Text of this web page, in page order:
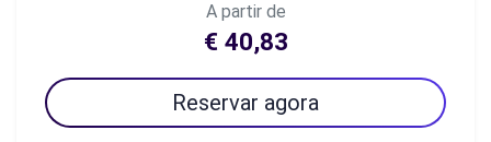
A partir de
€ 40,83
Reservar agora